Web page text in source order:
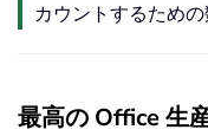
カウントするための
最高の Office 生